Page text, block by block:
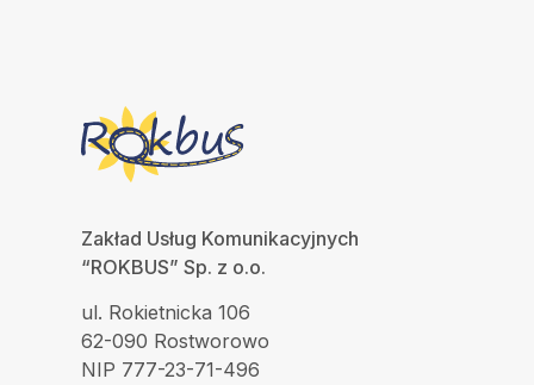
Zakład Usług Komunikacyjnych
“ROKBUS” Sp. z o.o.
ul. Rokietnicka 106
62-090 Rostworowo
NIP 777-23-71-496